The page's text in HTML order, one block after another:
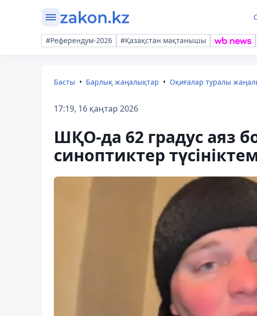
#Референдум-2026 #Қазақстан мақтанышы
Басты Барлық жаңалықтар Оқиғалар туралы
17:19, 16 қаңтар 2026
ШҚО-да 62 градус аяз
синоптиктер